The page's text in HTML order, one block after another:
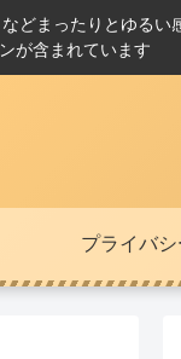
どまったりとゆる
が含まれています
プライバ